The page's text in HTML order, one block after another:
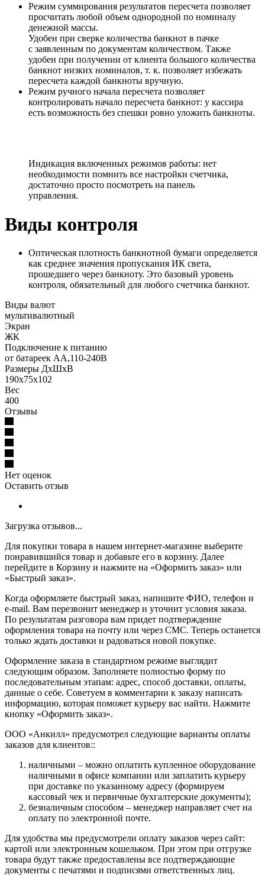
Режим суммирования результатов пересчета позволяет
просчитать любой объем однородной по номиналу
денежной массы.
Удобен при сверке количества банкнот в пачке
с заявленным по документам количеством. Также
удобен при получении от клиента большого количества
банкнот низких номиналов, т. к. позволяет избежать
пересчета каждой банкноты вручную.
Режим ручного начала пересчета позволяет
контролировать начало пересчета банкнот: у кассира
есть возможность без спешки ровно уложить банкноты.
Индикация включенных режимов работы: нет
необходимости помнить все настройки счетчика,
достаточно просто посмотреть на панель
управления.
Виды контроля
Оптическая плотность банкнотной бумаги определяется
как среднее значения пропускания ИК света,
прошедшего через банкноту. Это базовый уровень
контроля, обязательный для любого счетчика банкнот.
Виды валют
мультивалютный
Экран
ЖК
Подключение к питанию
от батареек АА,110-240В
Размеры ДхШхВ
190x75x102
Вес
400
Отзывы
Нет оценок
Оставить отзыв
Загрузка отзывов...
Для покупки товара в нашем интернет-магазине выберите
понравившийся товар и добавьте его в корзину. Далее
перейдите в Корзину и нажмите на «Оформить заказ» или
«Быстрый заказ».
Когда оформляете быстрый заказ, напишите ФИО, телефон и
e-mail. Вам перезвонит менеджер и уточнит условия заказа.
По результатам разговора вам придет подтверждение
оформления товара на почту или через СМС. Теперь останется
только ждать доставки и радоваться новой покупке.
Оформление заказа в стандартном режиме выглядит
следующим образом. Заполняете полностью форму по
последовательным этапам: адрес, способ доставки, оплаты,
данные о себе. Советуем в комментарии к заказу написать
информацию, которая поможет курьеру вас найти. Нажмите
кнопку «Оформить заказ».
ООО «Анкилл» предусмотрел следующие варианты оплаты
заказов для клиентов::
наличными – можно оплатить купленное оборудование
наличными в офисе компании или заплатить курьеру
при доставке по указанному адресу (формируем
кассовый чек и первичные бухгалтерские документы);
безналичным способом – менеджер направляет счет на
оплату по электронной почте.
Для удобства мы предусмотрели оплату заказов через сайт:
картой или электронным кошельком. При этом при отгрузке
товара будут также предоставлены все подтверждающие
документы с печатями и подписями ответственных лиц.